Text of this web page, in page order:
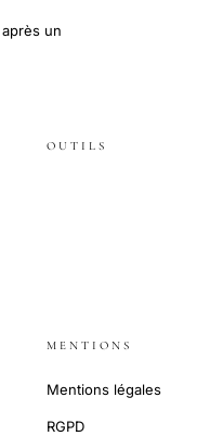
un
OUTILS
MENTIONS
Mentions légales
RGPD